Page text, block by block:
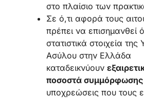
στο πλαίσιο των
Σε ό,τι αφορά τους
πρέπει να επισημανθεί
στατιστικά στοιχεία
Ασύλου στην Ελλάδα
καταδεικνύουν
ποσοστά συμμόρφωσης
υποχρεώσεις που τους